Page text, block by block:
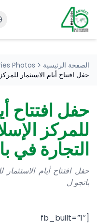
الصفحة الرئيسية
Photos
حفل افتتاح أيام الاستثمار
حفل افتتاح
للمركز
التجارة في
حفل افتتاح أيام
بانجو ل